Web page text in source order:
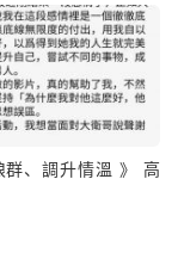
群、調升情‬溫 》 高